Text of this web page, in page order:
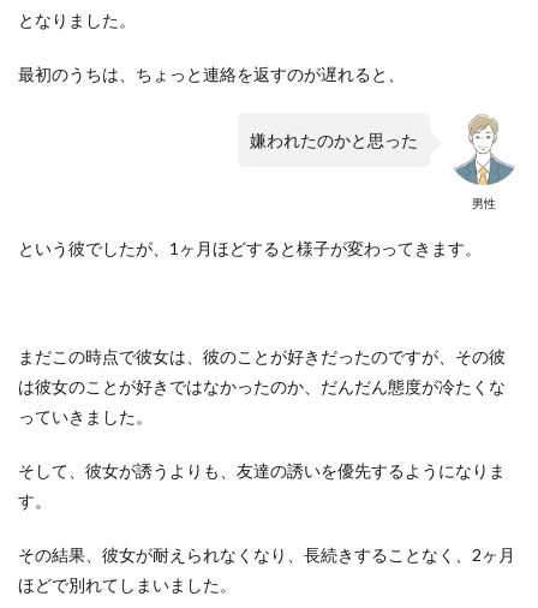
となりました。
最初のうちは、ちょっと連絡を返すのが遅れると、
男性
嫌われたのかと思った
という彼でしたが、1ヶ月ほどすると様子が変わってきます。
まだこの時点で彼女は、彼のことが好きだったのですが、その彼
は彼女のことが好きではなかったのか、だんだん態度が冷たくな
っていきました。
そして、彼女が誘うよりも、友達の誘いを優先するようになりま
す。
その結果、彼女が耐えられなくなり、長続きすることなく、2ヶ月
ほどで別れてしまいました。